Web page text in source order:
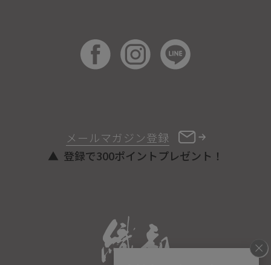
メールマガジン登録
登録で300ポイントプレゼント！